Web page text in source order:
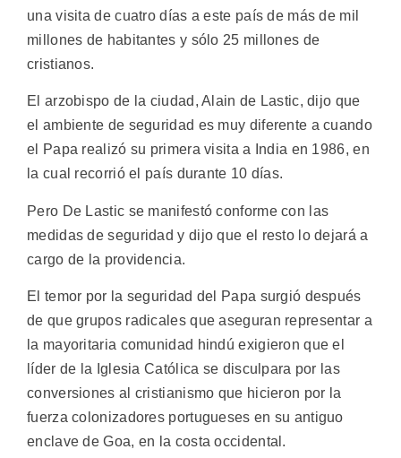
una visita de cuatro días a este país de más de mil
millones de habitantes y sólo 25 millones de
cristianos.
El arzobispo de la ciudad, Alain de Lastic, dijo que
el ambiente de seguridad es muy diferente a cuando
el Papa realizó su primera visita a India en 1986, en
la cual recorrió el país durante 10 días.
Pero De Lastic se manifestó conforme con las
medidas de seguridad y dijo que el resto lo dejará a
cargo de la providencia.
El temor por la seguridad del Papa surgió después
de que grupos radicales que aseguran representar a
la mayoritaria comunidad hindú exigieron que el
líder de la Iglesia Católica se disculpara por las
conversiones al cristianismo que hicieron por la
fuerza colonizadores portugueses en su antiguo
enclave de Goa, en la costa occidental.